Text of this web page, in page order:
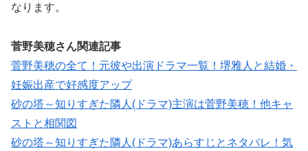
なります。
菅野美穂さん関連記事
菅野美穂の全て！元彼や出演ドラマ一覧！堺雅人と結婚・
妊娠出産で好感度アップ
砂の塔～知りすぎた隣人(ドラマ)主演は菅野美穂！他キャ
ストと相関図
砂の塔～知りすぎた隣人(ドラマ)あらすじとネタバレ！気